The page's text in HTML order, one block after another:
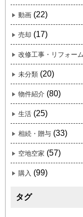
動画 (22)
売却 (17)
改修工事・リフォー
未分類 (20)
物件紹介 (80)
生活 (25)
相続・贈与 (33)
空地空家 (57)
購入 (99)
タグ